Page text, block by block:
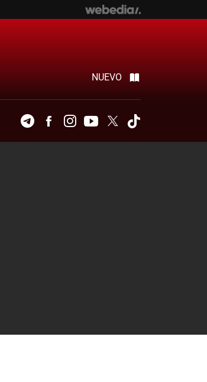
NUEVO
TelegramFacebookInstagramYoutubeTwitter